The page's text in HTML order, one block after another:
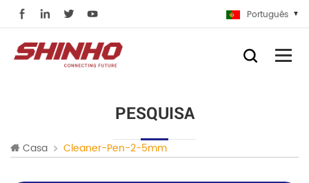
Português
PESQUISA
Casa Cleaner-Pen-2-5mm